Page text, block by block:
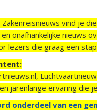
vind je
onafhankelijke nieuws
lezers die graag een
jarenlange ervaring die
onderdeel van een